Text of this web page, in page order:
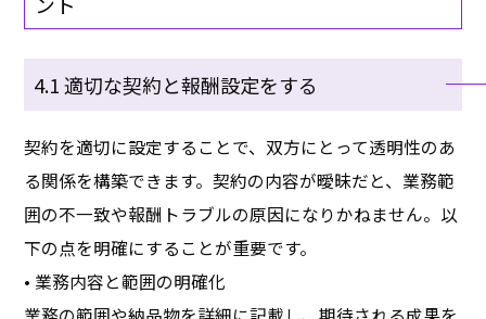
4.1 適切な契約と報酬設定をする
契約を適切に設定することで、双方にとって透明性のあ
る関係を構築できます。契約の内容が曖昧だと、業務範
囲の不一致や報酬トラブルの原因になりかねません。以
下の点を明確にすることが重要です。
• 業務内容と範囲の明確化